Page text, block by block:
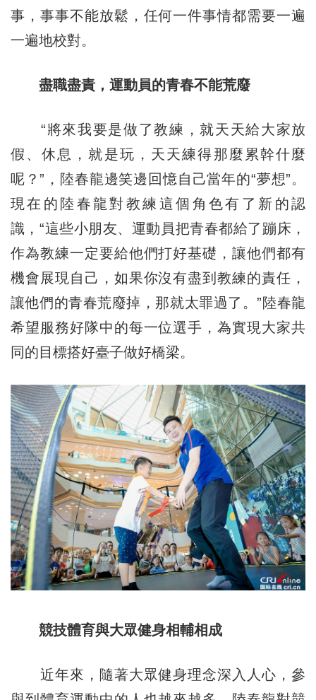
事，事事不能放鬆，任何一件事情都需要一遍
一遍地校對。
盡職盡責，運動員的青春不能荒廢
“將來我要是做了教練，就天天給大家放
假、休息，就是玩，天天練得那麼累幹什麼
呢？”，陸春龍邊笑邊回憶自己當年的“夢想”。
現在的陸春龍對教練這個角色有了新的認
識，“這些小朋友、運動員把青春都給了蹦床，
作為教練一定要給他們打好基礎，讓他們都有
機會展現自己，如果你沒有盡到教練的責任，
讓他們的青春荒廢掉，那就太罪過了。”陸春龍
希望服務好隊中的每一位選手，為實現大家共
同的目標搭好臺子做好橋梁。
競技體育與大眾健身相輔相成
近年來，隨著大眾健身理念深入人心，參